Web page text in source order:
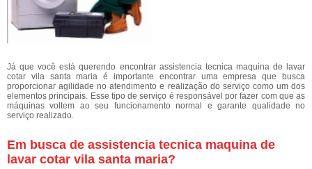
Já que você está querendo encontrar assistencia tecnica maquina de lavar
cotar vila santa maria é importante encontrar uma empresa que busca
proporcionar agilidade no atendimento e realização do serviço como um dos
elementos principais. Esse tipo de serviço é responsável por fazer com que as
máquinas voltem ao seu funcionamento normal e garante qualidade no
serviço realizado.
Em busca de assistencia tecnica maquina de
lavar cotar vila santa maria?